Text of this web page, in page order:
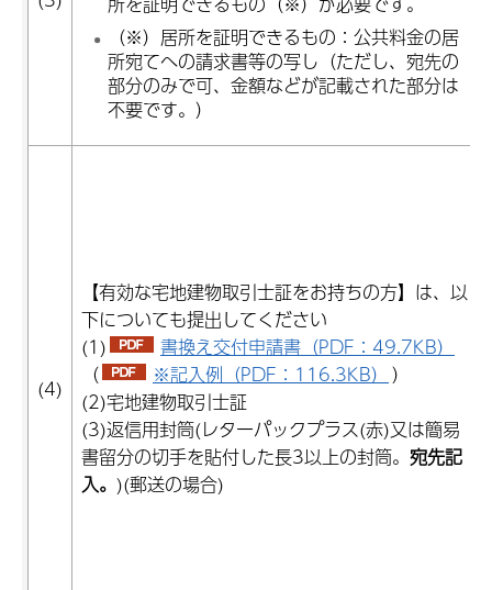
（※）居所を証明できるもの：公共料金の居
所宛てへの請求書等の写し（ただし、宛先の
部分のみで可、金額などが記載された部分は
不要です。）
(4)
【有効な宅地建物取引士証をお持ちの方】は、以
下についても提出してください
(1)
書換え交付申請書（PDF：49.7KB）
（
※記入例（PDF：116.3KB） ）
(2)宅地建物取引士証
(3)返信用封筒(レターパックプラス(赤)又は簡易
書留分の切手を貼付した長3以上の封筒。 宛先記
入。 )(郵送の場合)